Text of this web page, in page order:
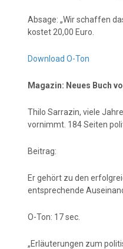
Absage: „Wir schaffen
kostet 20,00 Euro.
Download O-Ton
Magazin: Neues Buch
Thilo Sarrazin, viele
vornimmt. 184 Seiten
Beitrag:
Er gehört zu den
entsprechende
O-Ton: 17 sec.
„Erläuterungen zum